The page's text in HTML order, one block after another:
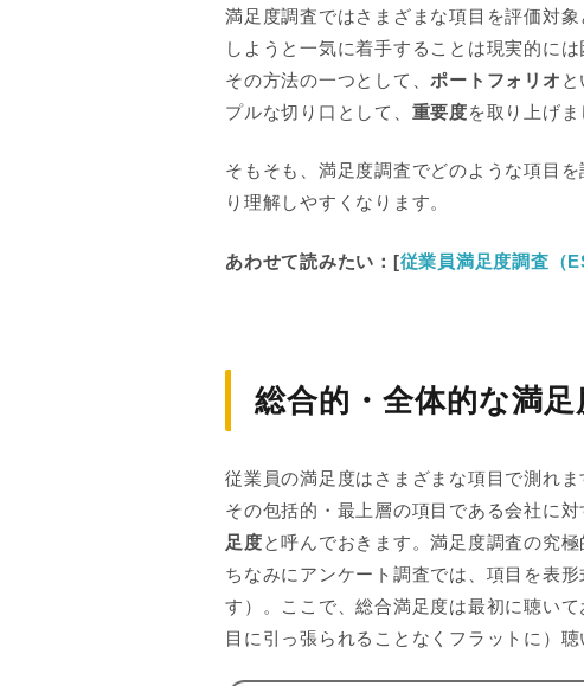
満足度調査ではさまざまな項目を評価対
しようと一気に着手することは現実的に
その方法の一つとして、ポートフォリオ
プルな切り口として、 重要度を取り上げ
そもそも、満足度調査でどのような項目
り理解しやすくなります。
あわせて読みたい：[従業員満足度調査（
総合的・全体的な満足
従業員の満足度はさまざまな項目で測れ
その包括的・最上層の項目である会社に
足度と呼んでおきます。満足度調査の究
ちなみにアンケート調査では、項目を表
す）。ここで、総合満足度は最初に聴い
目に引っ張られることなくフラットに）聴